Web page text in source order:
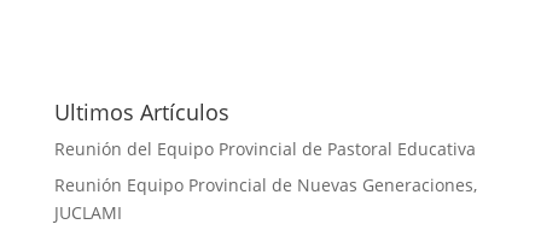
Ultimos Artículos
Reunión del Equipo Provincial de Pastoral Educativa
Reunión Equipo Provincial de Nuevas Generaciones,
JUCLAMI